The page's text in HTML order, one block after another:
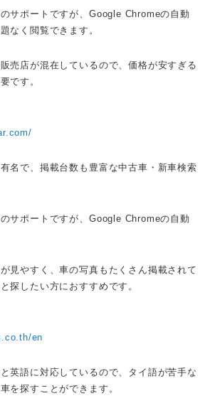
サポートですが、Google Chromeの自動
なく閲覧できます。
売店が混在しているので、価格が安すぎる
です。
名で、掲載台数も豊富な中古車・新車検索
サポートですが、Google Chromeの自動
見やすく、車の写真もたくさん掲載されて
探したい方におすすめです。
en
英語に対応しているので、タイ語が苦手な
を探すことができます。